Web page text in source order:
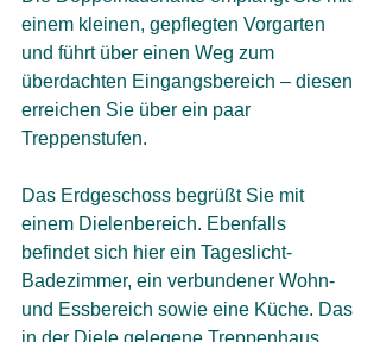
einem kleinen, gepflegten Vorgarten
und führt über einen Weg zum
überdachten Eingangsbereich – diesen
erreichen Sie über ein paar
Treppenstufen.
Das Erdgeschoss begrüßt Sie mit
einem Dielenbereich. Ebenfalls
befindet sich hier ein Tageslicht-
Badezimmer, ein verbundener Wohn-
und Essbereich sowie eine Küche. Das
in der Diele gelegene Treppenhaus